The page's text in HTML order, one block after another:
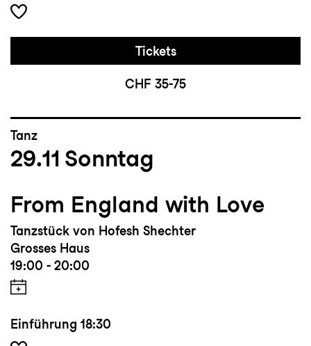
Tickets
CHF 35-75
Tanz
29.11 Sonntag
From England with Love
Tanzstück von Hofesh Shechter
Grosses Haus
19:00 - 20:00
Einführung 18:30